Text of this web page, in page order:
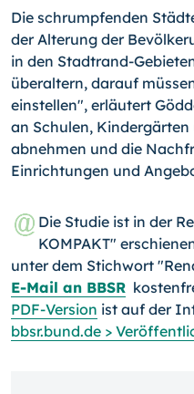
Die schrumpfenden
der Alterung der
in den Stadtrand-
überaltern, darauf
einstellen", erläutert
an Schulen,
abnehmen und die
Einrichtungen und
Die Studie ist in der
KOMPAKT"
unter dem Stichwort
E-Mail an BBSR
PDF-Version ist auf der
bbsr.bund.de >